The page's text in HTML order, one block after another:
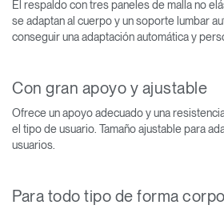
El respaldo con tres paneles de malla no
se adaptan al cuerpo y un soporte lumbar
conseguir una adaptación automática y
Con gran apoyo y ajustable
Ofrece un apoyo adecuado y una
el tipo de usuario. Tamaño ajustable para
usuarios.
Para todo tipo de forma